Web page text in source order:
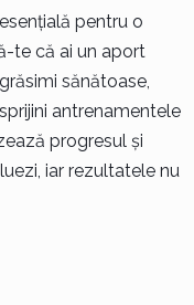
pentru o
te că ai un aport
sănătoase,
antrenamentele
progresul și
iar rezultatele nu